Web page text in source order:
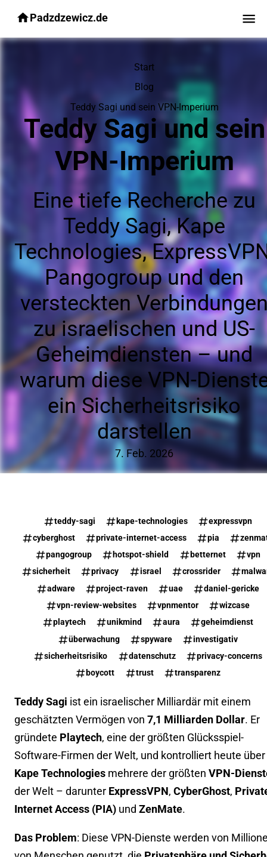
Padzdzewicz.de
Start
Blog
Teddy Sagi und sein VPN-Imperium
Teddy Sagi und sein
VPN-Imperium
Eine tiefe Recherche zu
Teddy Sagi, Kape
Technologies,
Pangogroup und den
versteckten
zu israelischen und US-
Geheimdiensten – und
warum diese VPN-
ein Sicherheitsrisiko
darstellen
7. Feb. 2026
teddy-sagi kape-technologies
expressvpn
cyberghost
private-internet-access pia
pangogroup
hotspot-shield betternet
vpn
sicherheit
privacy israel crossrider
adware
project-raven uae
daniel-gericke
vpn-review-websites
vpnmentor
wizcase
playtech
unikmind aura
geheimdienst
überwachung
spyware
investigativ
sicherheitsrisiko
datenschutz
privacy-concerns
boycott
trust transparenz
Teddy Sagi ist ein israelischer Milliardär mit einem
geschätzten Vermögen von 7,1 Milliarden Dollar. Er
gründete Playtech, eine der größten Glücksspiel-
Software-Firmen der Welt, und kontrolliert heute über
Kape Technologies mehrere der größten VPN-
der Welt – darunter ExpressVPN, CyberGhost,
Internet Access (PIA) und ZenMate.
Das Problem: Diese VPN-Dienste werden von